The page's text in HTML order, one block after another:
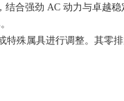
结合强劲 AC 动力与卓越
特殊属具进行调整。其零